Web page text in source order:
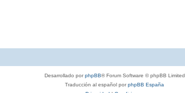
Desarrollado porphpBB® Forum Software © phpBB Limited
Traducción al español porphpBB España